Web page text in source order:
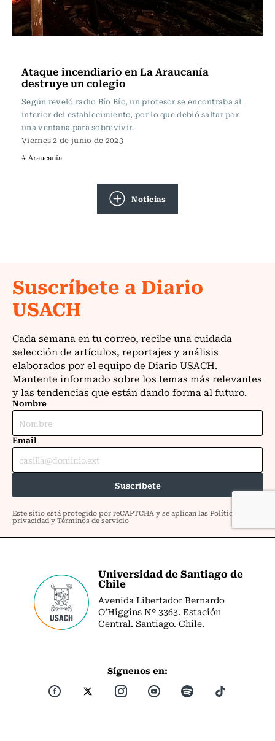
Ataque incendiario en La Araucanía
destruye un colegio
Según reveló radio Bío Bío, un profesor se encontraba al
interior del establecimiento, por lo que debió saltar por
una ventana para sobrevivir.
Viernes 2 de junio de 2023
# Araucanía
Noticias
Universidad de Santiago de
Chile
Avenida Libertador Bernardo
O’Higgins Nº 3363. Estación
Central. Santiago. Chile.
Síguenos en: